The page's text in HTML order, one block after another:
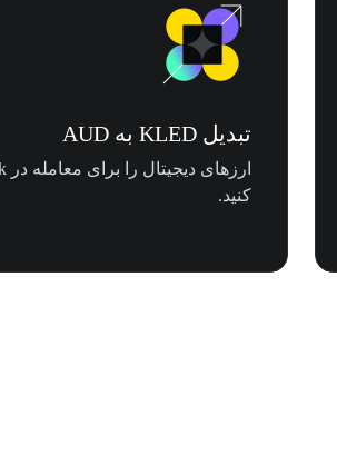
تبدیل KLED به AUD
کنید.